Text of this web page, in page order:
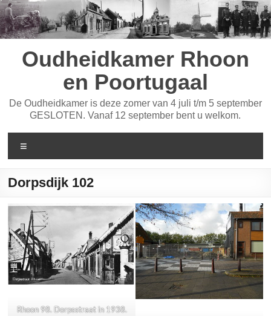
Ga
naar
de
inhoud
Oudheidkamer Rhoon
en Poortugaal
De Oudheidkamer is deze zomer van 4 juli t/m 5 september
GESLOTEN. Vanaf 12 september bent u welkom.
Dorpsdijk 102
Rhoon 98. Dorpsstraat in 1938.